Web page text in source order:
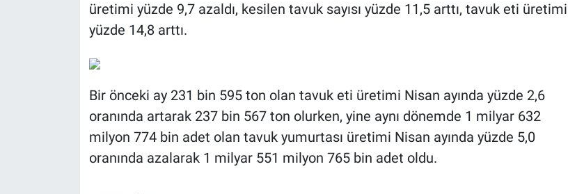
üretimi yüzde 9,7 azaldı, kesilen tavuk sayısı yüzde 11,5 arttı, tavuk eti üretimi
yüzde 14,8 arttı.
Bir önceki ay 231 bin 595 ton olan tavuk eti üretimi Nisan ayında yüzde 2,6
oranında artarak 237 bin 567 ton olurken, yine aynı dönemde 1 milyar 632
milyon 774 bin adet olan tavuk yumurtası üretimi Nisan ayında yüzde 5,0
oranında azalarak 1 milyar 551 milyon 765 bin adet oldu.